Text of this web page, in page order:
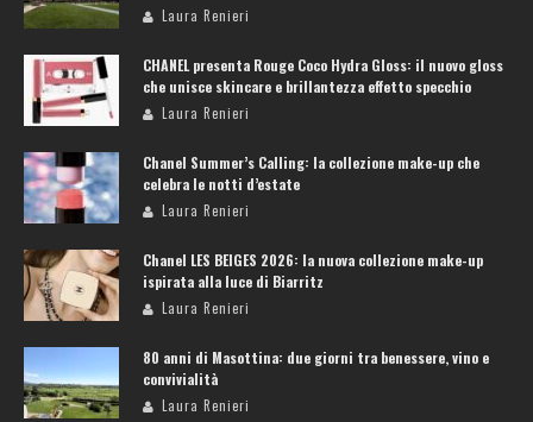
Laura Renieri
CHANEL presenta Rouge Coco Hydra Gloss: il nuovo gloss
che unisce skincare e brillantezza effetto specchio
Laura Renieri
Chanel Summer’s Calling: la collezione make-up che
celebra le notti d’estate
Laura Renieri
Chanel LES BEIGES 2026: la nuova collezione make-up
ispirata alla luce di Biarritz
Laura Renieri
80 anni di Masottina: due giorni tra benessere, vino e
convivialità
Laura Renieri